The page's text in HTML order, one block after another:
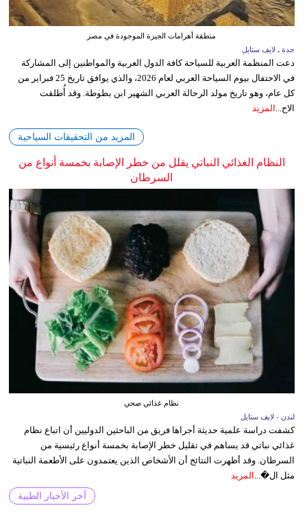
منطقة أهرامات الجيزة الموجودة في مصر
جدة ـ لايف ستايل
دعت المنظمة العربية للسياحة كافة الدول العربية والمواطنين إلى المشاركة
في الاحتفال بيوم السياحة العربي لعام 2026، والذي يوافق تاريخ 25 فبراير من
كل عام، وهو تاريخ مولد الرحالة العربي الشهير ابن بطوطة. وقد أُطلقت
الاح... المزيد
المزيد من التحقيقات السياحية
النظام الغذائي النباتي يقلل من خطر الإصابة بخمسة أنواع من
السرطان
نظام غذائي صحي
لندن - لايف ستايل
كشفت دراسة علمية حديثة أجراها فريق من الباحثين الدوليين أن اتباع نظام
غذائي نباتي قد يساهم في تقليل خطر الإصابة بخمسة أنواع رئيسية من
السرطان. وقد أظهرت النتائج أن الأشخاص الذين يعتمدون على الأطعمة النباتية
مثل ال�...
المزيد
آخر الأخبار الطبية